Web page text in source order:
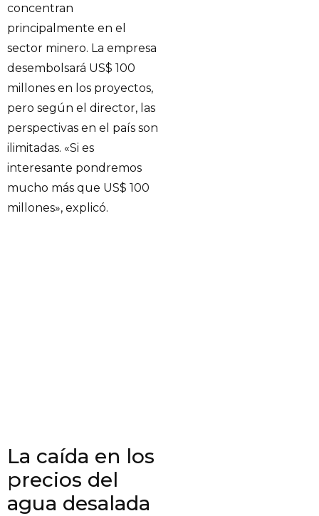
concentran
principalmente en el
sector minero. La empresa
desembolsará US$ 100
millones en los proyectos,
pero según el director, las
perspectivas en el país son
ilimitadas. «Si es
interesante pondremos
mucho más que US$ 100
millones», explicó.
La caída en los
precios del
agua desalada